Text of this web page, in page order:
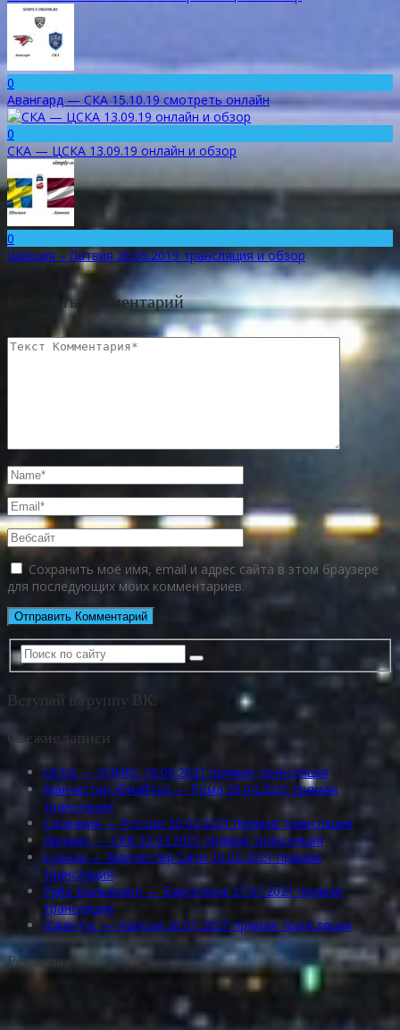
0
Авангард — СКА 15.10.19 смотреть онлайн
0
СКА — ЦСКА 13.09.19 онлайн и обзор
0
Швеция – Латвия 20.05.2019 трансляция и обзор
Оставить комментарий
Сохранить моё имя, email и адрес сайта в этом браузере
для последующих моих комментариев.
Вступай в группу ВК:
Свежие записи
ЦСКА — УНИКС 10.06.2021 прямая трансляция
Манчестер Юнайтед — Рома 29.04.2021 прямая
трансляция
Словакия — Россия 30.03.2021 прямая трансляция
Динамо — СКА 22.03.2021 прямая трансляция
Суонси — Манчестер Сити 10.02.2021 прямая
трансляция
Райо Вальекано — Барселона 27.01.2021 прямая
трансляция
Ювентус — Наполи 20.01.2021 прямая трансляция
Реклама